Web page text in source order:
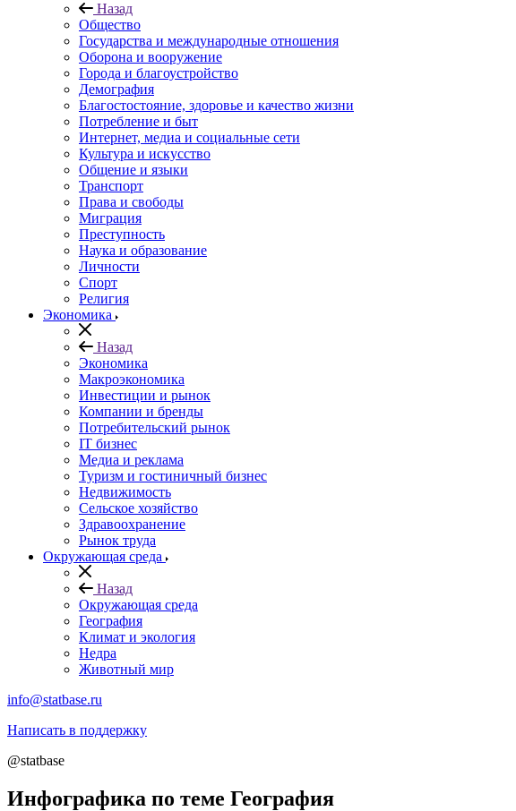
Назад
Общество
Государства и международные отношения
Оборона и вооружение
Города и благоустройство
Демография
Благостостояние, здоровье и качество жизни
Потребление и быт
Интернет, медиа и социальные сети
Культура и искусство
Общение и языки
Транспорт
Права и свободы
Миграция
Преступность
Наука и образование
Личности
Спорт
Религия
Экономика
Назад
Экономика
Макроэкономика
Инвестиции и рынок
Компании и бренды
Потребительский рынок
IT бизнес
Медиа и реклама
Туризм и гостиничный бизнес
Недвижимость
Сельское хозяйство
Здравоохранение
Рынок труда
Окружающая среда
Назад
Окружающая среда
География
Климат и экология
Недра
Животный мир
info@statbase.ru
Написать в поддержку
@statbase
Инфографика по теме География